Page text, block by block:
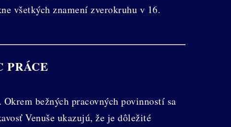
všetkých znamení zverokruhu v 16.
PRÁCE
bežných pracovných povinností sa
Venuše ukazujú, že je dôležité